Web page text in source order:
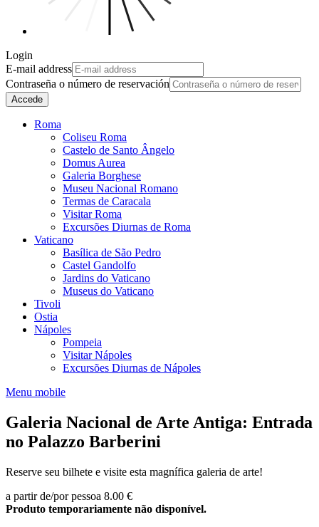
Login
E-mail address
Contraseña o número de reservación
Accede
Roma
Coliseu Roma
Castelo de Santo Ângelo
Domus Aurea
Galeria Borghese
Museu Nacional Romano
Termas de Caracala
Visitar Roma
Excursões Diurnas de Roma
Vaticano
Basílica de São Pedro
Castel Gandolfo
Jardins do Vaticano
Museus do Vaticano
Tivoli
Ostia
Nápoles
Pompeia
Visitar Nápoles
Excursões Diurnas de Nápoles
Menu mobile
Galeria Nacional de Arte Antiga: Entrada
no Palazzo Barberini
Reserve seu bilhete e visite esta magnífica galeria de arte!
a partir de/por pessoa 8.00 €
Produto temporariamente não disponível.